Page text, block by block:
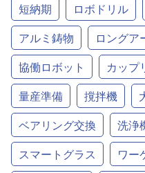
短納期 ロボドリル
アルミ鋳物
ロングア
協働ロボット
カップ
量産準備
撹拌機
ベアリング交換
洗浄
スマートグラス
ワー